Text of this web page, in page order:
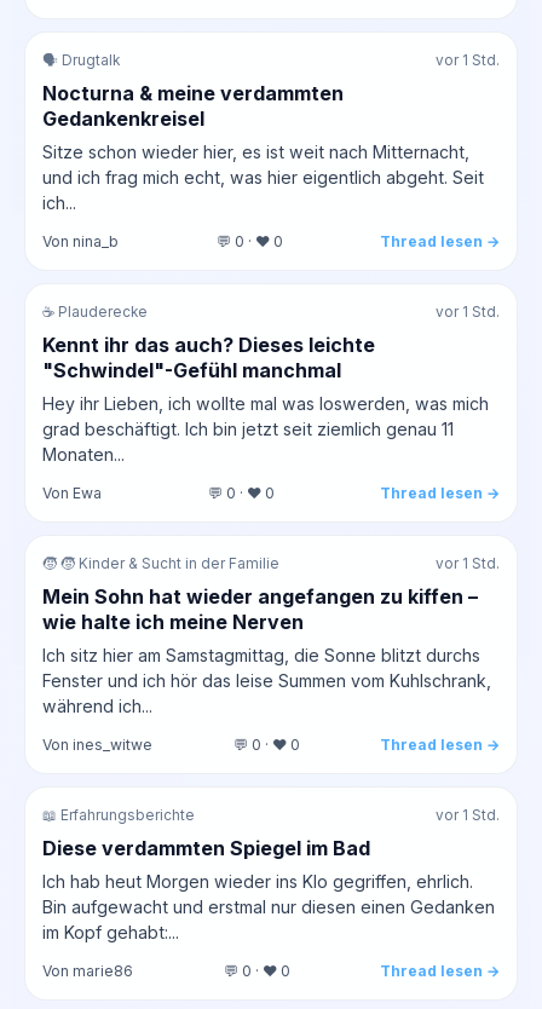
🗣️ Drugtalk vor 1 Std.
Nocturna & meine verdammten
Gedankenkreisel
Sitze schon wieder hier, es ist weit nach Mitternacht,
und ich frag mich echt, was hier eigentlich abgeht. Seit
ich...
Von nina_b 💬 0 · ❤️ 0 Thread lesen →
☕ Plauderecke vor 1 Std.
Kennt ihr das auch? Dieses leichte
"Schwindel"-Gefühl manchmal
Hey ihr Lieben, ich wollte mal was loswerden, was mich
grad beschäftigt. Ich bin jetzt seit ziemlich genau 11
Monaten...
Von Ewa 💬 0 · ❤️ 0 Thread lesen →
🧒 🧒 Kinder & Sucht in der Familie vor 1 Std.
Mein Sohn hat wieder angefangen zu kiffen –
wie halte ich meine Nerven
Ich sitz hier am Samstagmittag, die Sonne blitzt durchs
Fenster und ich hör das leise Summen vom Kuhlschrank,
während ich...
Von ines_witwe 💬 0 · ❤️ 0 Thread lesen →
📖 Erfahrungsberichte vor 1 Std.
Diese verdammten Spiegel im Bad
Ich hab heut Morgen wieder ins Klo gegriffen, ehrlich.
Bin aufgewacht und erstmal nur diesen einen Gedanken
im Kopf gehabt:...
Von marie86 💬 0 · ❤️ 0 Thread lesen →